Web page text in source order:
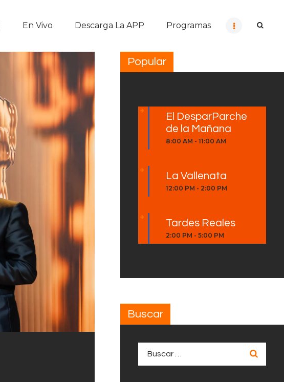
En Vivo Descarga La APP Programas
Popular
El DesparParche
de la Mañana
8:00 AM -11:00 AM
La Vallenata
12:00 PM - 2:00 PM
Tardes Reales
2:00 PM -5:00 PM
Buscar